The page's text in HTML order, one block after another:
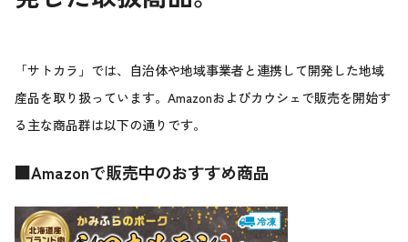
「サトカラ」では、自治体や地域事業者と連携して開発した地域
産品を取り扱っています。Amazonおよびカウシェで販売を開始す
る主な商品群は以下の通りです。
■Amazonで販売中のおすすめ商品